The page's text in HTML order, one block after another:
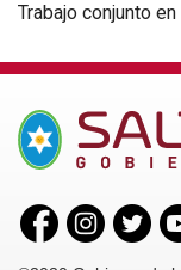
Trabajo conjunto